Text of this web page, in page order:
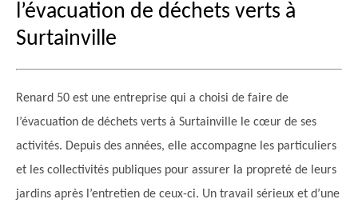
l’évacuation de déchets verts à
Surtainville
Renard 50 est une entreprise qui a choisi de faire de
l’évacuation de déchets verts à Surtainville le cœur de ses
activités. Depuis des années, elle accompagne les particuliers
et les collectivités publiques pour assurer la propreté de leurs
jardins après l’entretien de ceux-ci. Un travail sérieux et d’une